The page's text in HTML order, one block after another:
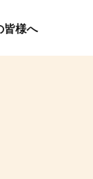
皆様へ